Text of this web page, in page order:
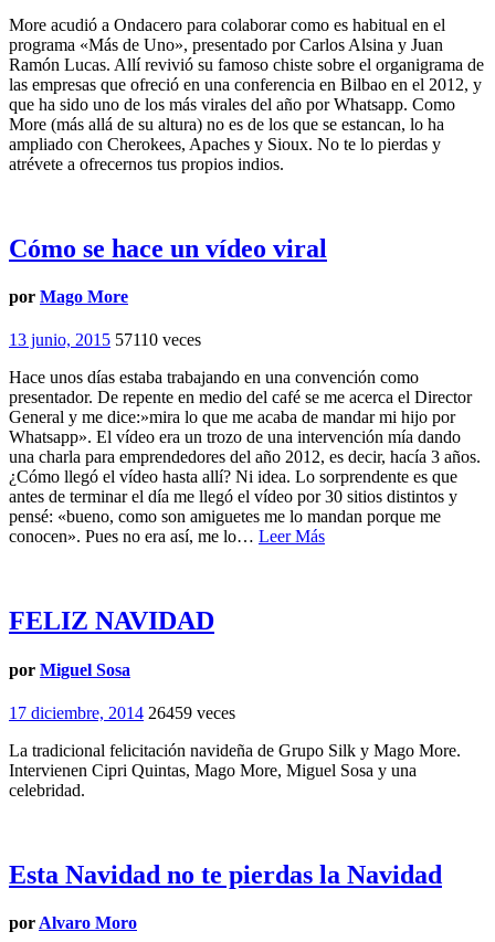
More acudió a Ondacero para colaborar como es habitual en el
programa «Más de Uno», presentado por Carlos Alsina y Juan
Ramón Lucas. Allí revivió su famoso chiste sobre el organigrama de
las empresas que ofreció en una conferencia en Bilbao en el 2012, y
que ha sido uno de los más virales del año por Whatsapp. Como
More (más allá de su altura) no es de los que se estancan, lo ha
ampliado con Cherokees, Apaches y Sioux. No te lo pierdas y
atrévete a ofrecernos tus propios indios.
Cómo se hace un vídeo viral
por Mago More
13 junio, 2015 57110 veces
Hace unos días estaba trabajando en una convención como
presentador. De repente en medio del café se me acerca el Director
General y me dice:»mira lo que me acaba de mandar mi hijo por
Whatsapp». El vídeo era un trozo de una intervención mía dando
una charla para emprendedores del año 2012, es decir, hacía 3 años.
¿Cómo llegó el vídeo hasta allí? Ni idea. Lo sorprendente es que
antes de terminar el día me llegó el vídeo por 30 sitios distintos y
pensé: «bueno, como son amiguetes me lo mandan porque me
conocen». Pues no era así, me lo… Leer Más
FELIZ NAVIDAD
por Miguel Sosa
17 diciembre, 2014 26459 veces
La tradicional felicitación navideña de Grupo Silk y Mago More.
Intervienen Cipri Quintas, Mago More, Miguel Sosa y una
celebridad.
Esta Navidad no te pierdas la Navidad
por Alvaro Moro